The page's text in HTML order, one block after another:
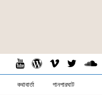
কথাবার্তা গানপারঘাট